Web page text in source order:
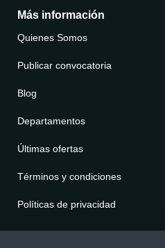
Más información
Quienes Somos
Publicar convocatoria
Blog
Departamentos
Últimas ofertas
Términos y condiciones
Políticas de privacidad